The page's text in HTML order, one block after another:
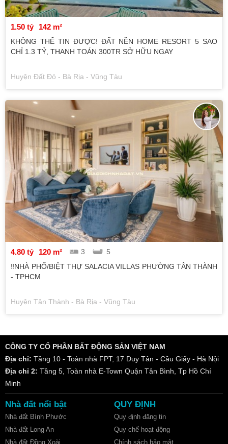
1.50 tỷ 142 m²
KHÔNG THỂ TIN ĐƯỢC! ĐẤT NỀN HOME RESORT 5 SAO
CHỈ 1.3 TỶ, THANH TOÁN 300TR SỞ HỮU NGAY
Huyện Đất Đỏ - Bà Rịa - Vũng Tàu
4.80 tỷ 120 m² 3
5
‼NHÀ PHỐ/BIỆT THỰ SALACIA VILLAS PHƯỜNG TÂN THÀNH
- TPHCM
Huyện Tân Thành - Bà Rịa - Vũng Tàu
CÔNG TY CỔ PHẦN BẤT ĐỘNG SẢN VIỆT NAM
Địa chỉ: Tầng 10 - Toàn nhà FPT, 17 Duy Tân - Cầu Giấy - Hà Nội
Địa chỉ 2: Tầng 5, Toàn nhà E-Town Quận Tân Bình, Tp Hồ Chí
Minh
Nhà đất nổi bật
Nhà đất Bình Phước
Nhà đất Long An
Nhà đất Đồng Xoài
QUY ĐỊNH
Quy định đăng tin
Quy chế hoạt động
Chính sách bảo mật